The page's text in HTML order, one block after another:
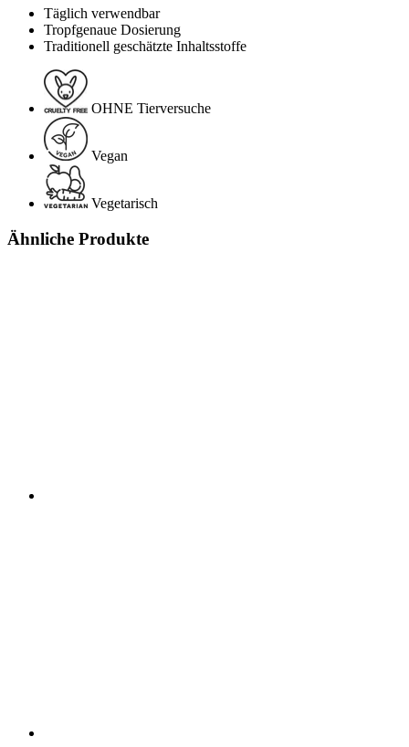
Täglich verwendbar
Tropfgenaue Dosierung
Traditionell geschätzte Inhaltsstoffe
OHNE Tierversuche
Vegan
Vegetarisch
Ähnliche Produkte